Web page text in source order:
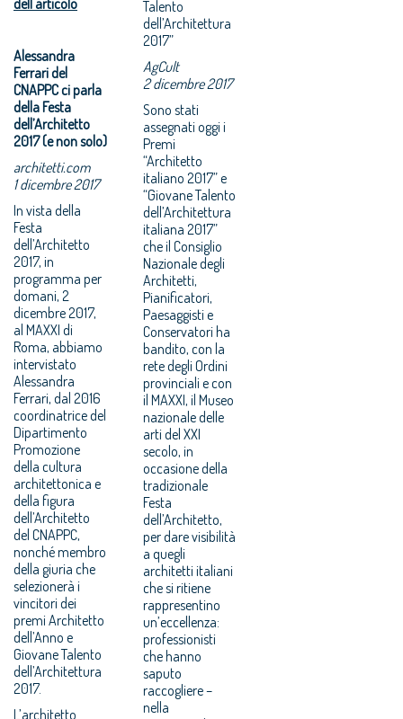
Alessandra
Ferrari del
CNAPPC ci parla
della Festa
dell’Architetto
2017 (e non solo)
architetti.com
1 dicembre 2017
In vista della
Festa
dell’Architetto
2017, in
programma per
domani, 2
dicembre 2017,
al MAXXI di
Roma, abbiamo
intervistato
Alessandra
Ferrari, dal 2016
coordinatrice del
Dipartimento
Promozione
della cultura
architettonica e
della figura
dell’Architetto
del CNAPPC,
nonché membro
della giuria che
selezionerà i
vincitori dei
premi Architetto
dell’Anno e
Giovane Talento
dell’Architettura
2017.
L’architetto
Talento
dell’Architettura
2017”
AgCult
2 dicembre 2017
Sono stati
assegnati oggi i
Premi
“Architetto
italiano 2017” e
“Giovane Talento
dell’Architettura
italiana 2017”
che il Consiglio
Nazionale degli
Architetti,
Pianificatori,
Paesaggisti e
Conservatori ha
bandito, con la
rete degli Ordini
provinciali e con
il MAXXI, il Museo
nazionale delle
arti del XXI
secolo, in
occasione della
tradizionale
Festa
dell’Architetto,
per dare visibilità
a quegli
architetti italiani
che si ritiene
rappresentino
un’eccellenza:
professionisti
che hanno
saputo
raccogliere –
nella